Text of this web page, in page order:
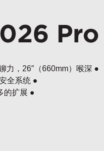
Pro
力，26″（660mm）喉深 ●
全系统 ●
的扩展 ●